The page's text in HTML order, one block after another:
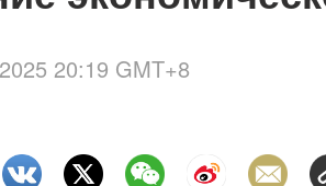
20:19 GMT+8